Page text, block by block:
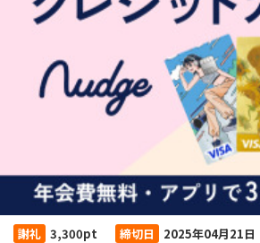
謝礼 3,300pt 締切日 2025年04月21日